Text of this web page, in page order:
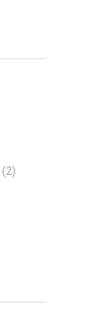
(2)